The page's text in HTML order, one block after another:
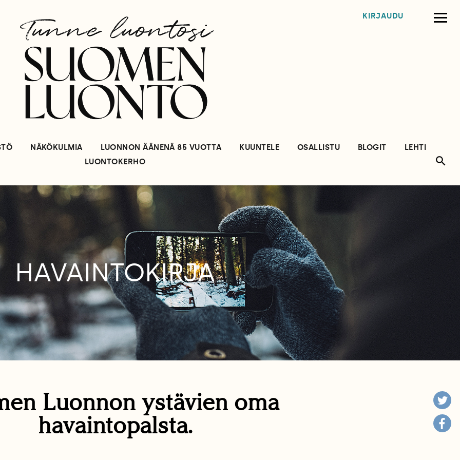
KIRJAUDU
NÄKÖKULMIA LUONNON ÄÄNENÄ 85 VUOTTA KUUNTELE OSALLISTU BLOGIT
LEHTI
LUONTOKERHO
HAVAINTOKIRJA
Luonnon ystävien oma
havaintopalsta.